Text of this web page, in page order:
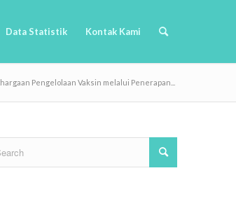
Data Statistik Kontak Kami
Pengelolaan Vaksin melalui Penerapan...